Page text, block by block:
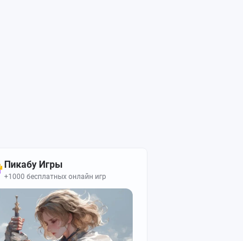
Пикабу Игры
+1000 бесплатных онлайн игр